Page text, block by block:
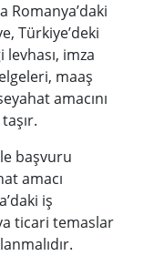
Romanya’daki
Türkiye’deki
imza
maaş
amacını
başvuru
amacı
iş
ticari temaslar